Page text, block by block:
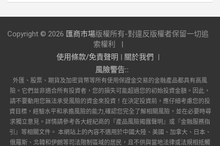
Copyright © 2026 匯商市場版權所有-對違反版權者保留一切追
索權利
使用條款/免責聲明 | 關於我們
風險警告::
外匯、股票、期貨及加密貨幣等所有使用保證金交易的金融產品都具有高風
險。它們並非適合所有投資者，您的損失可能超過您的初始投資金額。因此，
請不要動用您無法承受風險的資金來投資！在決定投資前，應仔細考慮您的投
資目標，經驗水平和承擔風險的能力,確認您完全了解相關風險，並在必要時尋
求獨立意見。詳情請參考各大經紀商的『產品風險揭露聲明』或『金融服務指
引』等相關文件。 本網站上的內容不適用於中國大陸、美國、加拿大、日本、
俄羅斯、北韓和伊朗等司法限制區域的居民，且不供與當地法律或法規相抵觸